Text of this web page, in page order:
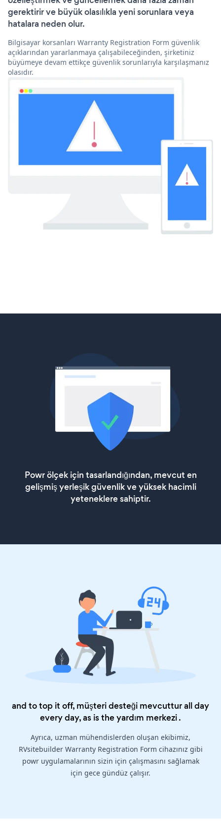
gerektirir ve büyük olasılıkla yeni sorunlara veya
hatalara neden olur.
Bilgisayar korsanları Warranty Registration Form güvenlik
açıklarından yararlanmaya çalışabileceğinden, şirketiniz
büyümeye devam ettikçe güvenlik sorunlarıyla karşılaşmanız
olasıdır.
Powr ölçek için tasarlandığından, mevcut en
gelişmiş yerleşik güvenlik ve yüksek hacimli
yeteneklere sahiptir.
and to top it off, müşteri desteği mevcuttur all day
every day, as is theyardım merkezi.
Ayrıca, uzman mühendislerden oluşan ekibimiz,
RVsitebuilder Warranty Registration Form cihazınız gibi
powr uygulamalarının sizin için çalışmasını sağlamak
için gece gündüz çalışır.